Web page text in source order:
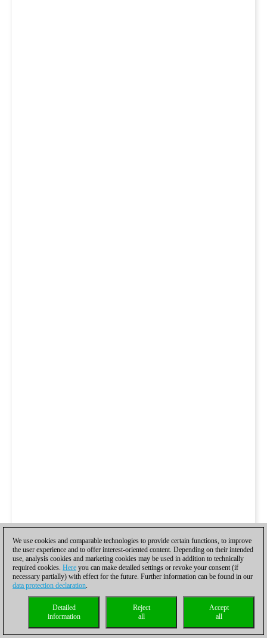
Baadur Jobava e Ivan Salgado se tomaron un café juntos tras el
duelo que terminó 4,5:3,5 a favor de Jobava.
We use cookies and comparable technologies to provide certain functions, to improve
the user experience and to offer interest-oriented content. Depending on their intended
use, analysis cookies and marketing cookies may be used in addition to technically
required cookies. Here you can make detailed settings or revoke your consent (if
necessary partially) with effect for the future. Further information can be found in our
data protection declaration.
Accept
all
Reject
all
Detailed
information